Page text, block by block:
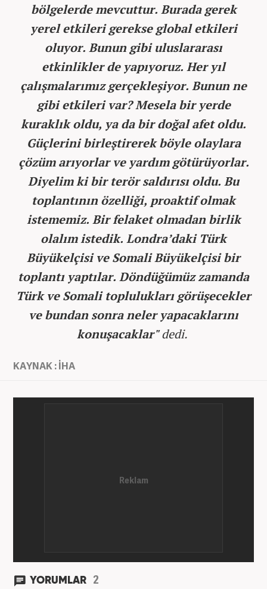
bölgelerde mevcuttur. Burada gerek
yerel etkileri gerekse global etkileri
oluyor. Bunun gibi uluslararası
etkinlikler de yapıyoruz. Her yıl
çalışmalarımız gerçekleşiyor. Bunun ne
gibi etkileri var? Mesela bir yerde
kuraklık oldu, ya da bir doğal afet oldu.
Güçlerini birleştirerek böyle olaylara
çözüm arıyorlar ve yardım götürüyorlar.
Diyelim ki bir terör saldırısı oldu. Bu
toplantının özelliği, proaktif olmak
istememiz. Bir felaket olmadan birlik
olalım istedik. Londra’daki Türk
Büyükelçisi ve Somali Büyükelçisi bir
toplantı yaptılar. Döndüğümüz zamanda
Türk ve Somali toplulukları görüşecekler
ve bundan sonra neler yapacaklarını
konuşacaklar"dedi.
KAYNAK : İHA
YORUMLAR 2